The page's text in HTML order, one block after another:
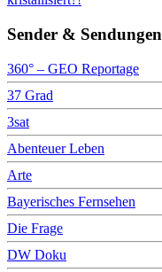
Sender & Sendungen
360° – GEO Reportage
37 Grad
3sat
Abenteuer Leben
Arte
Bayerisches Fernsehen
Die Frage
DW Doku